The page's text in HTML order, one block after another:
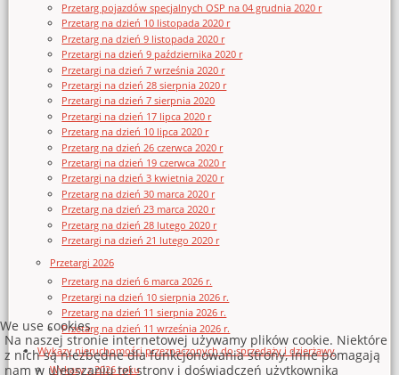
Przetarg pojazdów specjalnych OSP na 04 grudnia 2020 r
Przetarg na dzień 10 listopada 2020 r
Przetarg na dzień 9 listopada 2020 r
Przetargi na dzień 9 października 2020 r
Przetargi na dzień 7 września 2020 r
Przetargi na dzień 28 sierpnia 2020 r
Przetargi na dzień 7 sierpnia 2020
Przetargi na dzień 17 lipca 2020 r
Przetarg na dzień 10 lipca 2020 r
Przetarg na dzień 26 czerwca 2020 r
Przetargi na dzień 19 czerwca 2020 r
Przetargi na dzień 3 kwietnia 2020 r
Przetarg na dzień 30 marca 2020 r
Przetarg na dzień 23 marca 2020 r
Przetarg na dzień 28 lutego 2020 r
Przetargi na dzień 21 lutego 2020 r
Przetargi 2026
Przetarg na dzień 6 marca 2026 r.
Przetargi na dzień 10 sierpnia 2026 r.
Przetarg na dzień 11 sierpnia 2026 r.
Przetarg na dzień 11 września 2026 r.
Wykazy nieruchomości przeznaczonych do sprzedaży i dzierżawy
Wykazy z 2026 roku
We use cookies
Na naszej stronie internetowej używamy plików cookie. Niektóre
z nich są niezbędne dla funkcjonowania strony, inne pomagają
nam w ulepszaniu tej strony i doświadczeń użytkownika